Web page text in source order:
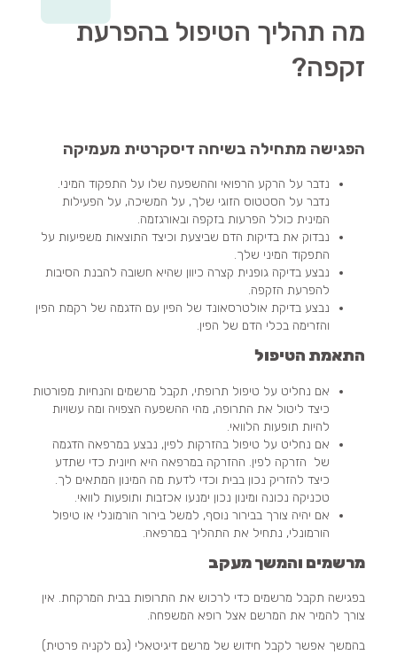
מה תהליך הטיפול בהפרעת
זקפה?
הפגישה מתחילה בשיחה דיסקרטית מעמיקה
נדבר על הרקע הרפואי וההשפעה שלו על התפקוד המיני.
נדבר על הסטטוס הזוגי שלך, על המשיכה, על הפעילות
המינית כולל הפרעות בזקפה ובאורגזמה.
נבדוק את בדיקות הדם שביצעת וכיצד התוצאות משפיעות על
התפקוד המיני שלך.
נבצע בדיקה גופנית קצרה כיוון שהיא חשובה להבנת הסיבות
להפרעת הזקפה.
נבצע בדיקת אולטרסאונד של הפין עם הדגמה של רקמת הפין
והזרימה בכלי הדם של הפין.
התאמת הטיפול
אם נחליט על טיפול תרופתי, תקבל מרשמים והנחיות מפורטות
כיצד ליטול את התרופה, מהי ההשפעה הצפויה ומה עשויות
להיות תופעות הלוואי.
אם נחליט על טיפול בהזרקות לפין, נבצע במרפאה הדגמה
של הזרקה לפין. ההזרקה במרפאה היא חיונית כדי שתדע
כיצד להזריק נכון בבית וכדי לדעת מה המינון המתאים לך.
טכניקה נכונה ומינון נכון ימנעו אכזבות ותופעות לוואי.
אם יהיה צורך בבירור נוסף, למשל בירור הורמונלי או טיפול
הורמונלי, נתחיל את התהליך במרפאה.
מרשמים והמשך מעקב
בפגישה תקבל מרשמים כדי לרכוש את התרופות בבית המרקחת. אין
צורך להמיר את המרשם אצל רופא המשפחה.
בהמשך אפשר לקבל חידוש של מרשם דיגיטאלי (גם לקניה פרטית)